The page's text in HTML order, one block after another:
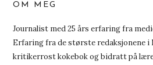
OM MEG
Journalist med 25 års erfaring fra
Erfaring fra de største redaksjonene i
kritikerrost kokebok og bidratt på